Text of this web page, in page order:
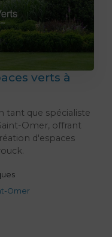
verts à
tant que spécialiste
Omer, offrant
d'espaces
Omer